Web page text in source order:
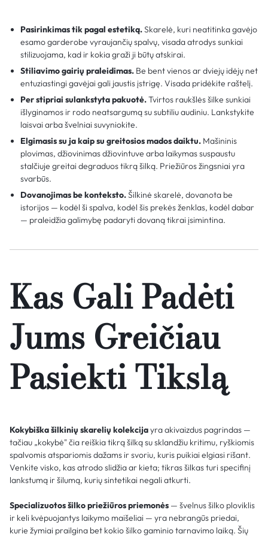
Pasirinkimas tik pagal estetiką.Skarelė, kuri neatitinka gavėjo
esamo garderobe vyraujančių spalvų, visada atrodys sunkiai
stilizuojama, kad ir kokia graži ji būtų atskirai.
Stiliavimo gairių praleidimas. Be bent vienos ar dviejų idėjų net
entuziastingi gavėjai gali jaustis įstrigę. Visada pridėkite raštelį.
Per stipriai sulankstyta pakuotė.Tvirtos raukšlės šilke sunkiai
išlyginamos ir rodo neatsargumą su subtiliu audiniu. Lankstykite
laisvai arba švelniai suvyniokite.
Elgimasis su ja kaip su greitosios mados daiktu. Mašininis
plovimas, džiovinimas džiovintuve arba laikymas suspaustu
stalčiuje greitai degraduos tikrą šilką. Priežiūros žingsniai yra
svarbūs.
Dovanojimas be konteksto.Šilkinė skarelė, dovanota be
istorijos — kodėl ši spalva, kodėl šis prekės ženklas, kodėl dabar
— praleidžia galimybę padaryti dovaną tikrai įsimintina.
Kas Gali Padėti
Jums Greičiau
Pasiekti Tikslą
Kokybiška šilkinių skarelių kolekcijayra akivaizdus pagrindas —
tačiau „kokybė" čia reiškia tikrą šilką su sklandžiu kritimu, ryškiomis
spalvomis atspariomis dažams ir svoriu, kuris puikiai elgiasi rišant.
Venkite visko, kas atrodo slidžia ar kieta; tikras šilkas turi specifinį
lankstumą ir šilumą, kurių sintetikai negali atkurti.
Specializuotos šilko priežiūros priemonės — švelnus šilko ploviklis
ir keli kvėpuojantys laikymo maišeliai — yra nebrangūs priedai,
kurie žymiai prailgina bet kokio šilko gaminio tarnavimo laiką. Šių